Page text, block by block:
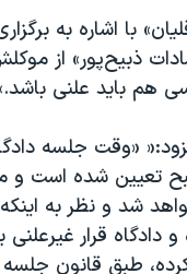
دادخواهی
۹۸
کادر رهبری ایران
آبان ۹۸
با اشاره به
ذبیح‌پور» از
هم باید علنی
۹:۳۰ صبح تعیین شده
شد و نظر به
دادگاه قرار
طبق قانون جلسه